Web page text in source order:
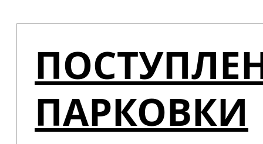
ПАРКОВКИ